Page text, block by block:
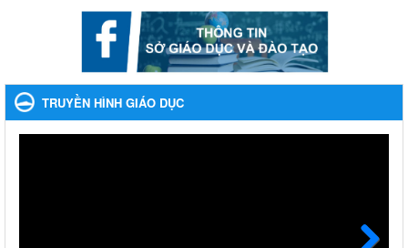
Nhắc nhỡ thực hiện thanh toán không dùng tiền mặt các
khoản thu trong nhà trường năm học 2023-2024 và các năm
Nhắc nhỡ thực hiện thanh toán không dùng tiền mặt các khoản
thu trong nhà trường năm học 2023-2024 và các năm tiếp theo
Ngày ban hành: 27/09/2023
bổng, hỗ trợ của Chương trình "Tiếp sức đến trường" năm
TRUYỀN HÌNH GIÁO DỤC